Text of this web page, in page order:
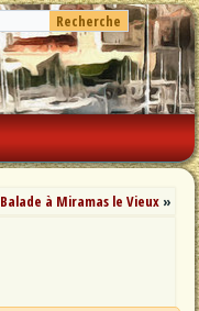
Balade à Miramas le Vieux»